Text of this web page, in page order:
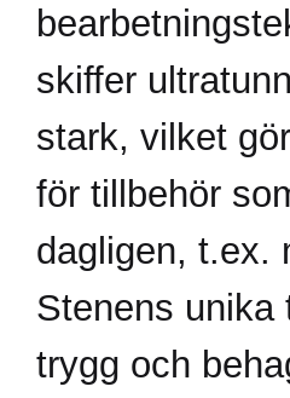
skiffer
stark, vilket
för tillbehör
dagligen, t.ex.
Stenens unika
trygg och